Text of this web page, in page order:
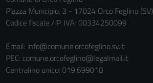
Piazza Municipio, 3 - 17024 Orco Feglino (SV)
Codice fiscale / P. IVA: 00334250099
Email: info@comune.orcofeglino.sv.it
PEC: comune.orcofeglino@legalmail.it
Centralino unico: 019.699010